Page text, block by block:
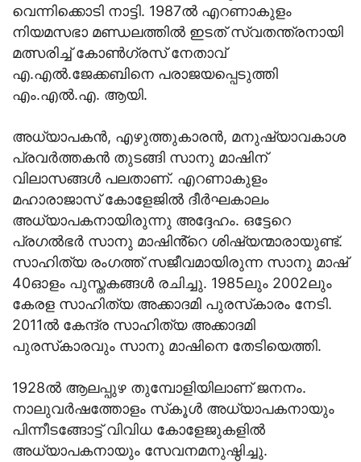
വെന്നിക്കൊടി നാട്ടി. 1987ൽ എറണാകുളം
നിയമസഭാ മണ്ഡലത്തിൽ ഇടത് സ്വതന്ത്രനായി
മത്സരിച്ച് കോൺഗ്രസ് നേതാവ്
എ.എൽ.ജേക്കബിനെ പരാജയപ്പെടുത്തി
എം.എൽ.എ. ആയി.
അധ്യാപകൻ, എഴുത്തുകാരൻ, മനുഷ്യാവകാശ
പ്രവർത്തകൻ തുടങ്ങി സാനു മാഷിന്
വിലാസങ്ങൾ പലതാണ്. എറണാകുളം
മഹാരാജാസ് കോളേജിൽ ദീർഘകാലം
അധ്യാപകനായിരുന്നു അദ്ദേഹം. ഒട്ടേറെ
പ്രഗൽഭർ സാനു മാഷിൻ്റെ ശിഷ്യന്മാരായുണ്ട്.
സാഹിത്യ രംഗത്ത് സജീവമായിരുന്ന സാനു മാഷ്
40ഓളം പുസ്തകങ്ങൾ രചിച്ചു. 1985ലും 2002ലും
കേരള സാഹിത്യ അക്കാദമി പുരസ്‌കാരം നേടി.
2011ൽ കേന്ദ്ര സാഹിത്യ അക്കാദമി
പുരസ്‌കാരവും സാനു മാഷിനെ തേടിയെത്തി.
1928ൽ ആലപ്പുഴ തുമ്പോളിയിലാണ് ജനനം.
നാലുവർഷത്തോളം സ്‌കൂൾ അധ്യാപകനായും
പിന്നീടങ്ങോട്ട് വിവിധ കോളേജുകളിൽ
അധ്യാപകനായും സേവനമനുഷ്ഠിച്ചു.